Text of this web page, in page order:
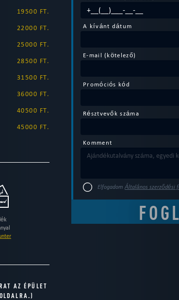
19500 FT.
22000 FT.
25000 FT.
28500 FT.
31500 FT.
36000 FT.
40500 FT.
45000 FT.
AZ ÉPÜLET
A kívánt dátum
E-mail (kötelező)
Promóciós kód
Résztvevők száma
Komment
Elfogadom Általános szerződési